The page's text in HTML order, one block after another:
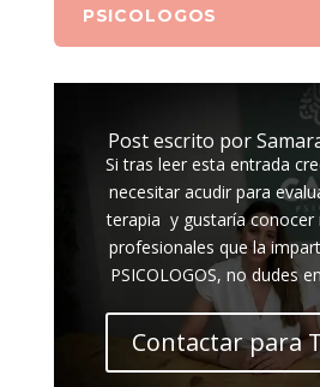
PSICOLOGOS
Post escrito por
Si tras leer esta entrada
necesitar acudir para
terapia y gustaría conocer
profesionales que la
PSICOLOGOS, no dudes
Contactar para